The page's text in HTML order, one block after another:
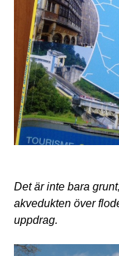
Det är inte bara
akvedukten över
uppdrag.